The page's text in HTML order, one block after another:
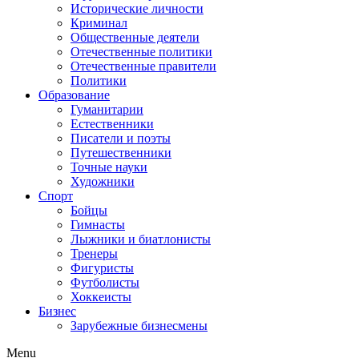
Исторические личности
Криминал
Общественные деятели
Отечественные политики
Отечественные правители
Политики
Образование
Гуманитарии
Естественники
Писатели и поэты
Путешественники
Точные науки
Художники
Спорт
Бойцы
Гимнасты
Лыжники и биатлонисты
Тренеры
Фигуристы
Футболисты
Хоккеисты
Бизнес
Зарубежные бизнесмены
Menu